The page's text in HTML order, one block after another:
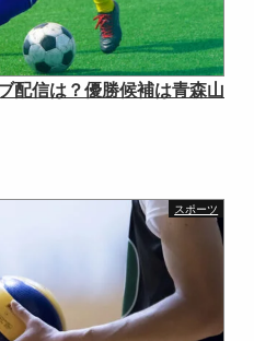
配信は？優勝候補は青森山
スポーツ